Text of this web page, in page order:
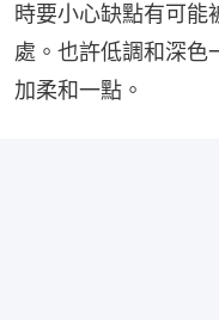
時要小心缺點有可能
處。也許低調和深色
加柔和一點。